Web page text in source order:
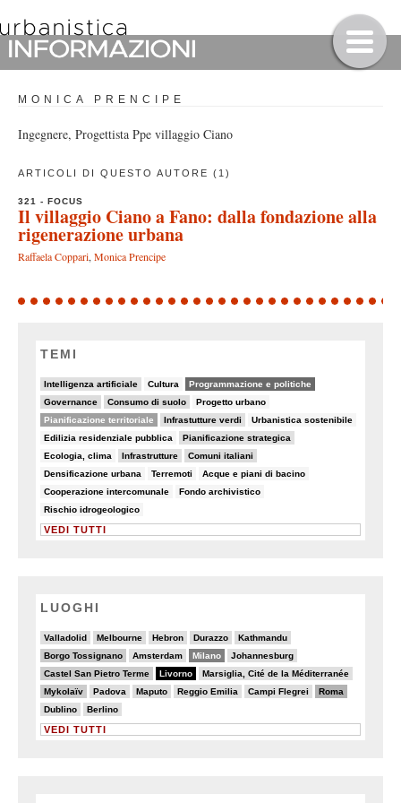
MONICA PRENCIPE
Ingegnere, Progettista Ppe villaggio Ciano
ARTICOLI DI QUESTO AUTORE (1)
321 - FOCUS
Il villaggio Ciano a Fano: dalla fondazione alla
rigenerazione urbana
Raffaela Coppari, Monica Prencipe
TEMI
Intelligenza artificiale
11/82 Cultura
7/82 Programmazione e politiche
64/82
Governance
18/82 Consumo di suolo
19/82 Progetto urbano
7/82
Pianificazione territoriale
44/82 Infrastutture verdi
10/82 Urbanistica sostenibile
6/82
Edilizia residenziale pubblica
7/82 Pianificazione strategica
11/82
Ecologia, clima
6/82 Infrastrutture
15/82 Comuni italiani
18/82
Densificazione urbana
8/82 Terremoti
8/82 Acque e piani di bacino
5/82
Cooperazione intercomunale
7/82 Fondo archivistico
7/82
Rischio idrogeologico
7/82
VEDI TUTTI
LUOGHI
Valladolid
3/20 Melbourne
5/20 Hebron
2/20 Durazzo
5/20 Kathmandu
4/20
Borgo Tossignano
6/20 Amsterdam
3/20 Milano
13/20 Johannesburg
3/20
Castel San Pietro Terme
6/20 Livorno
20/20 Marsiglia, Cité de la Méditerranée
2/20
Mykolaïv
7/20 Padova
2/20 Maputo
4/20 Reggio Emilia
2/20 Campi Flegrei
3/20 Roma
9/20
Dublino
3/20 Berlino
2/20
VEDI TUTTI